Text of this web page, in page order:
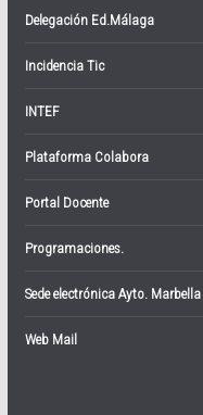
Delegación Ed.Málaga
Incidencia Tic
INTEF
Plataforma Colabora
Portal Docente
Programaciones.
Sede electrónica Ayto. Marbella
Web Mail